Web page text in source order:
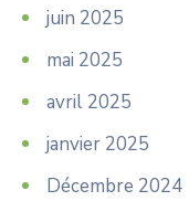
juin 2025
mai 2025
avril 2025
janvier 2025
Décembre 2024